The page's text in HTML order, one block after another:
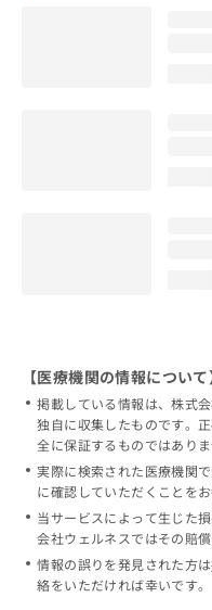
【医療機関の情報について
掲載している情報は、株式
独自に収集したものです。
全に保証するものではありま
実際に検索された医療機関
に確認していただくことをお
当サービスによって生じた
会社ウェルネスではその賠
情報の誤りを発見された方は
絡をいただければ幸いです。